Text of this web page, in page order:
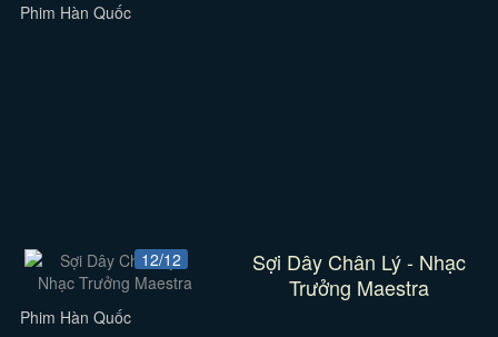
Phim Hàn Quốc
12/12
Sợi Dây Chân Lý - Nhạc
Trưởng Maestra
Phim Hàn Quốc